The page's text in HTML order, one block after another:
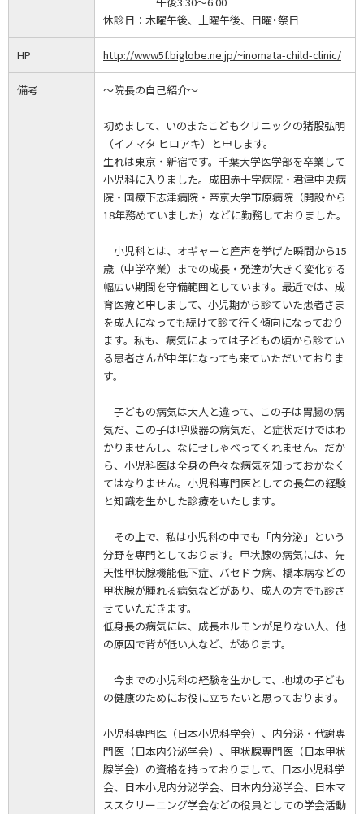
休診日： 木曜午後、土曜午後、日曜･祭日
HP http://www5f.biglobe.ne.jp/~inomata-child-clinic/
備考 ～院長の自己紹介～
初めまして、いのまたこどもクリニックの猪股弘明
（イノマタ ヒロアキ）と申します。
生れは東京・新宿です。千葉大学医学部を卒業して
小児科に入りました。成田赤十字病院・君津中央病
院・国療下志津病院・帝京大学市原病院（開設から
18年務めていました）などに勤務しておりました。
小児科とは、オギャーと産声を挙げた瞬間から15
歳（中学卒業）までの成長・発達が大きく変化する
幅広い期間を守備範囲としています。最近では、成
育医療と申しまして、小児期から診ていた患者さま
を成人になっても続けて診て行く傾向になっており
ます。私も、病気によっては子どもの頃から診てい
る患者さんが中年になっても来ていただいておりま
す。
子どもの病気は大人と違って、この子は胃腸の病
気だ、この子は呼吸器の病気だ、と症状だけではわ
かりませんし、なにせしゃべってくれません。だか
ら、小児科医は全身の色々な病気を知っておかなく
てはなりません。小児科専門医としての長年の経験
と知識を生かした診療をいたします。
その上で、私は小児科の中でも「内分泌」という
分野を専門としております。甲状腺の病気には、先
天性甲状腺機能低下症、バセドウ病、橋本病などの
甲状腺が腫れる病気などがあり、成人の方でも診さ
せていただきます。
低身長の病気には、成長ホルモンが足りない人、他
の原因で背が低い人など、があります。
今までの小児科の経験を生かして、地域の子ども
の健康のためにお役に立ちたいと思っております。
小児科専門医（日本小児科学会）、内分泌・代謝専
門医（日本内分泌学会）、甲状腺専門医（日本甲状
腺学会）の資格を持っておりまして、日本小児科学
会、日本小児内分泌学会、日本内分泌学会、日本マ
ススクリーニング学会などの役員としての学会活動